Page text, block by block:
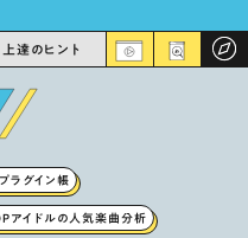
上達のヒント
ラグイン帳
アイドルの人気楽曲分析